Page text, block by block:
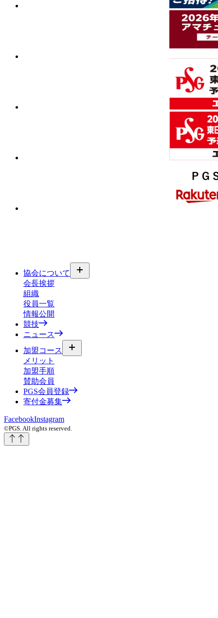
協会について
会長挨拶
組織
役員一覧
情報公開
競技
ニュース
加盟コース
メリット
加盟手順
賛助会員
PGS会員登録
寄付金募集
FacebookInstagram
©PGS. All rights reserved.